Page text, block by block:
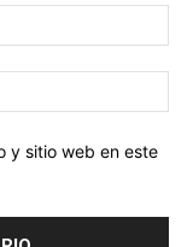
y sitio web en este